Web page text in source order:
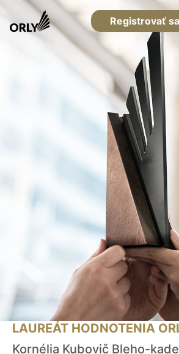
Registrovať sa
LAUREÁT HODNOTENIA
Kornélia Kubovič Bleho-